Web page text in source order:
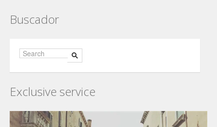
Buscador
Exclusive service